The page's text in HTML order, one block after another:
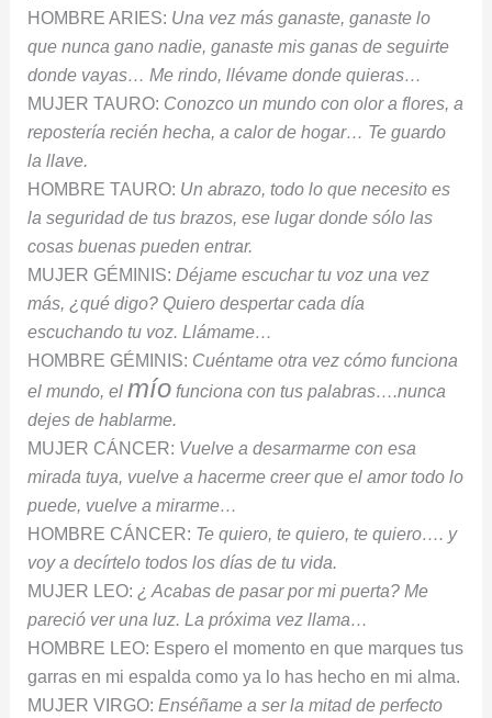
HOMBRE ARIES: Una vez más ganaste, ganaste lo
que nunca gano nadie, ganaste mis ganas de seguirte
donde vayas… Me rindo, llévame donde quieras…
MUJER TAURO: Conozco un mundo con olor a flores, a
repostería recién hecha, a calor de hogar… Te guardo
la llave.
HOMBRE TAURO: Un abrazo, todo lo que necesito es
la seguridad de tus brazos, ese lugar donde sólo las
cosas buenas pueden entrar.
MUJER GÉMINIS: Déjame escuchar tu voz una vez
más, ¿qué digo? Quiero despertar cada día
escuchando tu voz. Llámame…
HOMBRE GÉMINIS: Cuéntame otra vez cómo funciona
el mundo, elmío funciona con tus palabras….nunca
dejes de hablarme.
MUJER CÁNCER: Vuelve a desarmarme con esa
mirada tuya, vuelve a hacerme creer que el amor todo lo
puede, vuelve a mirarme…
HOMBRE CÁNCER: Te quiero, te quiero, te quiero…. y
voy a decírtelo todos los días de tu vida.
MUJER LEO: ¿ Acabas de pasar por mi puerta? Me
pareció ver una luz. La próxima vez llama…
HOMBRE LEO: Espero el momento en que marques tus
garras en mi espalda como ya lo has hecho en mi alma.
MUJER VIRGO:Enséñame a ser la mitad de perfecto